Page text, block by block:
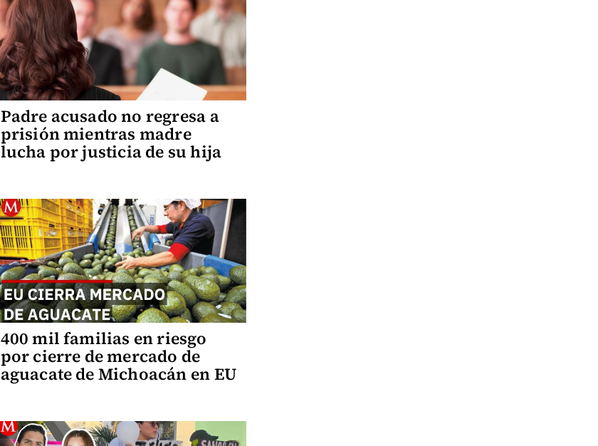
Padre acusado no regresa a
prisión mientras madre
lucha por justicia de su hija
400 mil familias en riesgo
por cierre de mercado de
aguacate de Michoacán en EU